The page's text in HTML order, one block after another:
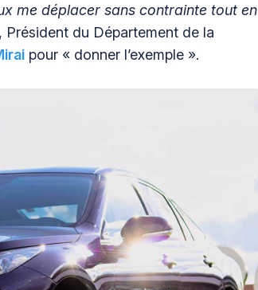
me déplacer sans contrainte tout en
Président du Département de la
pour « donner l’exemple ».